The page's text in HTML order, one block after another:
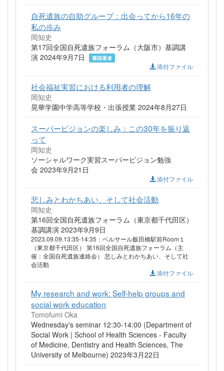
自死遺族の自助グループ：出会ってから16年の
私の歩み
岡知史
第17回全国自死遺族フォーラム（大阪市）基調講
演 2024年9月7日
筆頭著者
添付ファイル
社会福祉実習における利用者の理解
岡知史
晃華学園中学高等学校・出張授業 2024年8月27日
スーパービジョンの楽しみ：この30年を振り返
って
岡知史
ソーシャルワーク実習スーパービジョン勉強
会 2023年9月21日
添付ファイル
悲しみとわかちあい、そして社会活動
岡知史
第16回全国自死遺族フォーラム（東京都千代田区）
基調講演 2023年9月9日
2023.09.09.13:35-14:35：ベルサール飯田橋駅前Room１
（東京都千代田区） 第16回全国自死遺族フォーラム（主
催：全国自死遺族連絡会） 悲しみとわかちあい、そして社
会活動
添付ファイル
My research and work: Self-help groups and
social work education
Tomofumi Oka
Wednesday's seminar 12:30-14:00 (Department of
Social Work | School of Health Sciences - Faculty
of Medicine, Dentistry and Health Sciences, The
University of Melbourne) 2023年3月22日